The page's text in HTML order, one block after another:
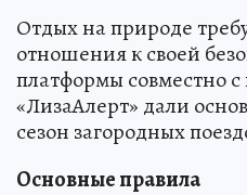
Отдых на природе
отношения к своей
платформы совместно
«ЛизаАлерт» дали
сезон загородных
Основные правила